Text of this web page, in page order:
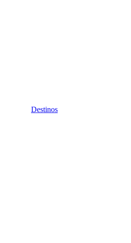
Destinos